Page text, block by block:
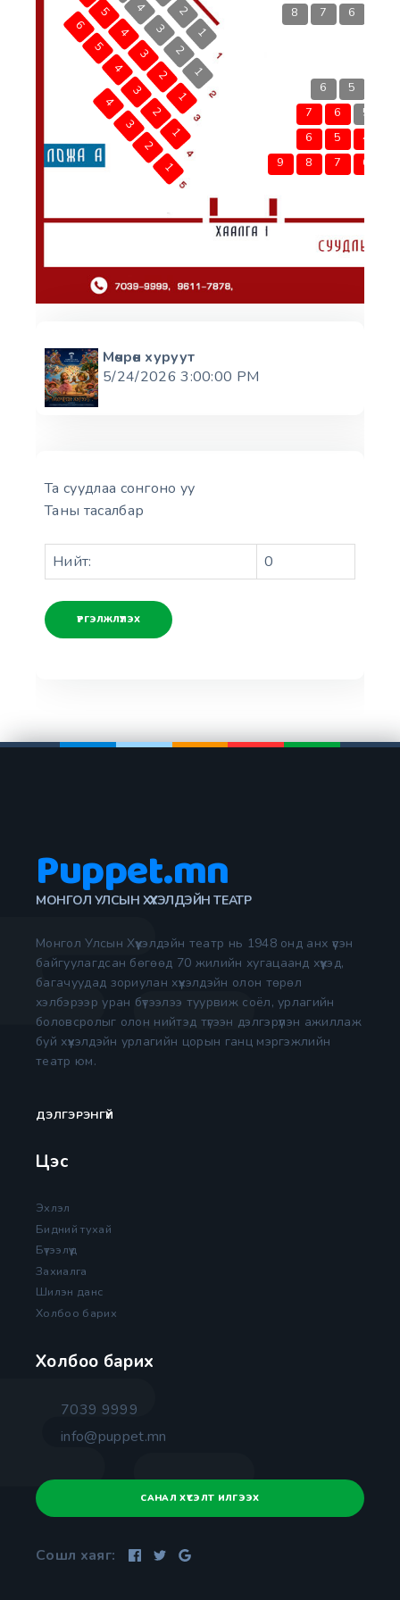
10
9
8
8
9
3
4
5
6
3
4
5
6
7
1
2
3
4
5
6
7
1
3
1
2
4
Мөчрөн хуруут
5/24/2026 3:00:00 PM
Та суудлаа сонгоно уу
Таны тасалбар
Нийт: 0
ҮРГЭЛЖЛҮҮЛЭХ
Puppet.mn
МОНГОЛ УЛСЫН ХҮҮХЭЛДЭЙН ТЕАТР
Монгол Улсын Хүүхэлдэйн театр нь 1948 онд анх үүсэн
байгуулагдсан бөгөөд 70 жилийн хугацаанд хүүхэд,
багачуудад зориулан хүүхэлдэйн олон төрөл
хэлбэрээр уран бүтээлээ туурвиж соёл, урлагийн
боловсролыг олон нийтэд түгээн дэлгэрүүлэн ажиллаж
буй хүүхэлдэйн урлагийн цорын ганц мэргэжлийн
театр юм.
ДЭЛГЭРЭНГҮЙ
Цэс
Эхлэл
Бидний тухай
Бүтээлүүд
Захиалга
Шилэн данс
Холбоо барих
Холбоо барих
7039 9999
info@puppet.mn
САНАЛ ХҮСЭЛТ ИЛГЭЭХ
Сошл хаяг: